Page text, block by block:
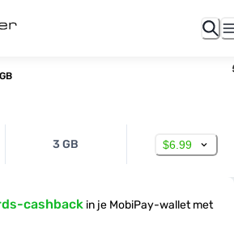
3 GB $6.99
cashback in je MobiPay-wallet met